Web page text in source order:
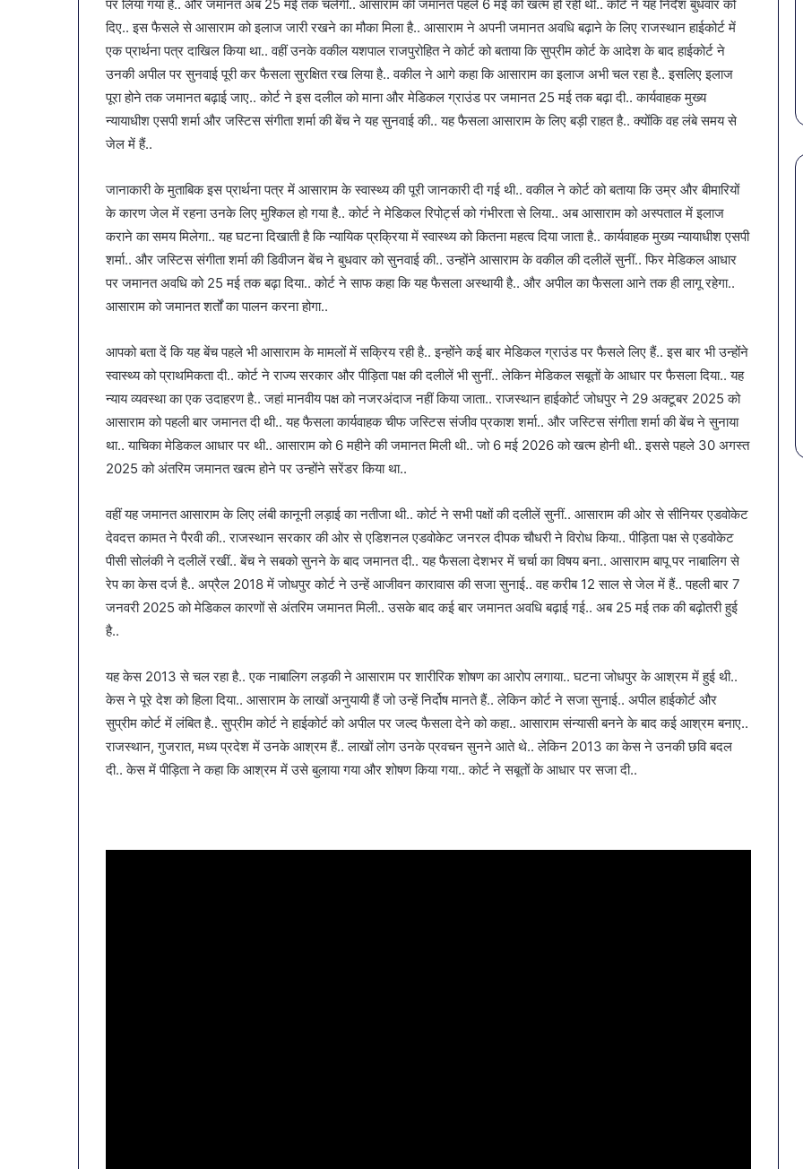
पर लिया गया है.. और जमानत अब 25 मई तक चलेगी.. आसाराम की जमानत पहले 6 मई को खत्म हो रही थी.. कोर्ट ने यह निर्देश बुधवार को
दिए.. इस फैसले से आसाराम को इलाज जारी रखने का मौका मिला है.. आसाराम ने अपनी जमानत अवधि बढ़ाने के लिए राजस्थान हाईकोर्ट में
एक प्रार्थना पत्र दाखिल किया था.. वहीं उनके वकील यशपाल राजपुरोहित ने कोर्ट को बताया कि सुप्रीम कोर्ट के आदेश के बाद हाईकोर्ट ने
उनकी अपील पर सुनवाई पूरी कर फैसला सुरक्षित रख लिया है.. वकील ने आगे कहा कि आसाराम का इलाज अभी चल रहा है.. इसलिए इलाज
पूरा होने तक जमानत बढ़ाई जाए.. कोर्ट ने इस दलील को माना और मेडिकल ग्राउंड पर जमानत 25 मई तक बढ़ा दी.. कार्यवाहक मुख्य
न्यायाधीश एसपी शर्मा और जस्टिस संगीता शर्मा की बेंच ने यह सुनवाई की.. यह फैसला आसाराम के लिए बड़ी राहत है.. क्योंकि वह लंबे समय से
जेल में हैं..
जानाकारी के मुताबिक इस प्रार्थना पत्र में आसाराम के स्वास्थ्य की पूरी जानकारी दी गई थी.. वकील ने कोर्ट को बताया कि उम्र और बीमारियों
के कारण जेल में रहना उनके लिए मुश्किल हो गया है.. कोर्ट ने मेडिकल रिपोर्ट्स को गंभीरता से लिया.. अब आसाराम को अस्पताल में इलाज
कराने का समय मिलेगा.. यह घटना दिखाती है कि न्यायिक प्रक्रिया में स्वास्थ्य को कितना महत्व दिया जाता है.. कार्यवाहक मुख्य न्यायाधीश एसपी
शर्मा.. और जस्टिस संगीता शर्मा की डिवीजन बेंच ने बुधवार को सुनवाई की.. उन्होंने आसाराम के वकील की दलीलें सुनीं.. फिर मेडिकल आधार
पर जमानत अवधि को 25 मई तक बढ़ा दिया.. कोर्ट ने साफ कहा कि यह फैसला अस्थायी है.. और अपील का फैसला आने तक ही लागू रहेगा..
आसाराम को जमानत शर्तों का पालन करना होगा..
आपको बता दें कि यह बेंच पहले भी आसाराम के मामलों में सक्रिय रही है.. इन्होंने कई बार मेडिकल ग्राउंड पर फैसले लिए हैं.. इस बार भी उन्होंने
स्वास्थ्य को प्राथमिकता दी.. कोर्ट ने राज्य सरकार और पीड़िता पक्ष की दलीलें भी सुनीं.. लेकिन मेडिकल सबूतों के आधार पर फैसला दिया.. यह
न्याय व्यवस्था का एक उदाहरण है.. जहां मानवीय पक्ष को नजरअंदाज नहीं किया जाता.. राजस्थान हाईकोर्ट जोधपुर ने 29 अक्टूबर 2025 को
आसाराम को पहली बार जमानत दी थी.. यह फैसला कार्यवाहक चीफ जस्टिस संजीव प्रकाश शर्मा.. और जस्टिस संगीता शर्मा की बेंच ने सुनाया
था.. याचिका मेडिकल आधार पर थी.. आसाराम को 6 महीने की जमानत मिली थी.. जो 6 मई 2026 को खत्म होनी थी.. इससे पहले 30 अगस्त
2025 को अंतरिम जमानत खत्म होने पर उन्होंने सरेंडर किया था..
वहीं यह जमानत आसाराम के लिए लंबी कानूनी लड़ाई का नतीजा थी.. कोर्ट ने सभी पक्षों की दलीलें सुनीं.. आसाराम की ओर से सीनियर एडवोकेट
देवदत्त कामत ने पैरवी की.. राजस्थान सरकार की ओर से एडिशनल एडवोकेट जनरल दीपक चौधरी ने विरोध किया.. पीड़िता पक्ष से एडवोकेट
पीसी सोलंकी ने दलीलें रखीं.. बेंच ने सबको सुनने के बाद जमानत दी.. यह फैसला देशभर में चर्चा का विषय बना.. आसाराम बापू पर नाबालिग से
रेप का केस दर्ज है.. अप्रैल 2018 में जोधपुर कोर्ट ने उन्हें आजीवन कारावास की सजा सुनाई.. वह करीब 12 साल से जेल में हैं.. पहली बार 7
जनवरी 2025 को मेडिकल कारणों से अंतरिम जमानत मिली.. उसके बाद कई बार जमानत अवधि बढ़ाई गई.. अब 25 मई तक की बढ़ोतरी हुई
है..
यह केस 2013 से चल रहा है.. एक नाबालिग लड़की ने आसाराम पर शारीरिक शोषण का आरोप लगाया.. घटना जोधपुर के आश्रम में हुई थी..
केस ने पूरे देश को हिला दिया.. आसाराम के लाखों अनुयायी हैं जो उन्हें निर्दोष मानते हैं.. लेकिन कोर्ट ने सजा सुनाई.. अपील हाईकोर्ट और
सुप्रीम कोर्ट में लंबित है.. सुप्रीम कोर्ट ने हाईकोर्ट को अपील पर जल्द फैसला देने को कहा.. आसाराम संन्यासी बनने के बाद कई आश्रम बनाए..
राजस्थान, गुजरात, मध्य प्रदेश में उनके आश्रम हैं.. लाखों लोग उनके प्रवचन सुनने आते थे.. लेकिन 2013 का केस ने उनकी छवि बदल
दी.. केस में पीड़िता ने कहा कि आश्रम में उसे बुलाया गया और शोषण किया गया.. कोर्ट ने सबूतों के आधार पर सजा दी..
व्यापारियों को राहत की पहल: SAS
नगर में ट्रेडर्स कमीशन की पहली
बैठक, केजरीवाल–मान का बड़ा
है?
गर्मियों
डाइट
में
शामिल
करें
March 30, 2026
पेट की समस्याओं से बचना है?
गर्मियों में डाइट में शामिल करें ये 7
सब्जियां
खतरनाक
बैक्टीरिया,
गोरखपुर
की
4
कंपनियों
के
रोक
सावधान! बोतलबंद पानी में मिला
खतरनाक बैक्टीरिया, गोरखपुर की
4 कंपनियों के पानी पर लगी रोक